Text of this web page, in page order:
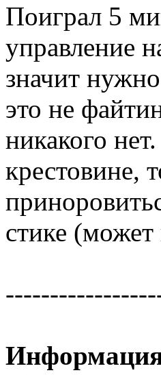
Поиграл 5
управление
значит
это не
никакого
крестовине,
стике